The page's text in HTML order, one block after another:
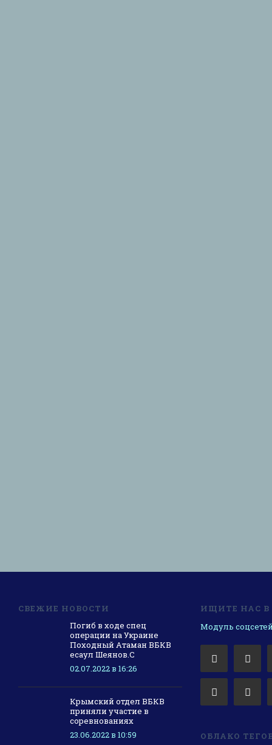
СВЕЖИЕ НОВОСТИ
Погиб в ходе спец
операции на Украине
Походный Атаман ВБКВ
есаул Шеянов.С
02.07.2022 в 16:26
Крымский отдел ВБКВ
приняли участие в
соревнованиях
23.06.2022 в 10:59
ИЩИТЕ НАС В
Модуль
ОБЛАКО